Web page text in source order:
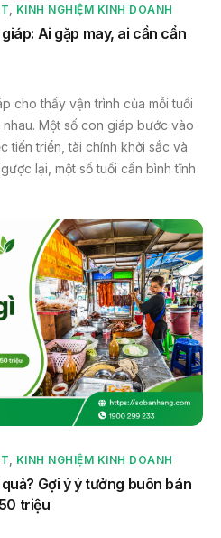
KINH NGHIỆM KINH DOANH
Ai gặp may, ai cần cẩn
cho thấy vận trình của mỗi tuổi
Một số con giáp bước vào
tiến triển, tài chính khởi sắc và
lại, một số tuổi cần bình tĩnh
KINH NGHIỆM KINH DOANH
Gợi ý ý tưởng buôn bán
triệu